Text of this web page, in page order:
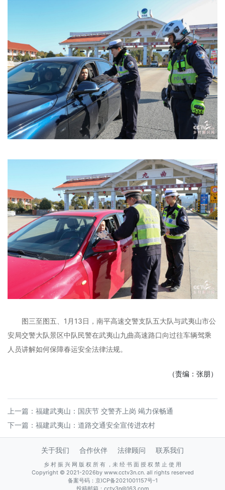
图三至图五、1月13日，南平高速交警支队五大队与武夷山市公
安局交警大队景区中队民警在武夷山九曲高速路口向过往车辆驾乘
人员讲解如何保障春运安全法律法规。
（责编：张朋）
上一篇： 福建武夷山：国庆节 交警齐上岗 竭力保畅通
下一篇： 福建武夷山：道路交通安全宣传进农村
关于我们 合作伙伴 法律顾问 联系我们
乡 村 振 兴 网 版 权 所 有 ，未 经 书 面 授 权 禁 止 使 用
Copyright © 2021-2026by www.cctv3n.cn. all rights reserved
备案号码： 京ICP备2021001157号-1
投稿邮箱：cctv3n@163.com